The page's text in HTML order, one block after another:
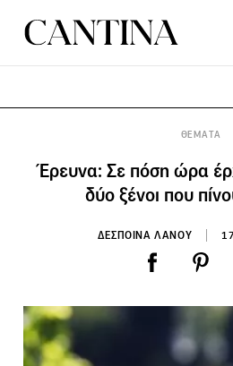
ΘΕΜΑΤΑ
Έρευνα: Σε πόση ώρα
δύο ξένοι που
ΔΕΣΠΟΙΝΑ ΛΑΝΟΥ